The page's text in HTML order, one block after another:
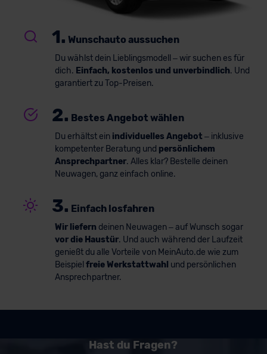
1. Wunschauto aussuchen
Du wählst dein Lieblingsmodell – wir suchen es für
dich. Einfach, kostenlos und unverbindlich. Und
garantiert zu Top-Preisen.
2. Bestes Angebot wählen
Du erhältst ein individuelles Angebot – inklusive
kompetenter Beratung und persönlichem
Ansprechpartner. Alles klar? Bestelle deinen
Neuwagen, ganz einfach online.
3. Einfach losfahren
Wir liefern deinen Neuwagen – auf Wunsch sogar
vor die Haustür. Und auch während der Laufzeit
genießt du alle Vorteile von MeinAuto.de wie zum
Beispiel freie Werkstattwahl und persönlichen
Ansprechpartner.
Hast du Fragen?